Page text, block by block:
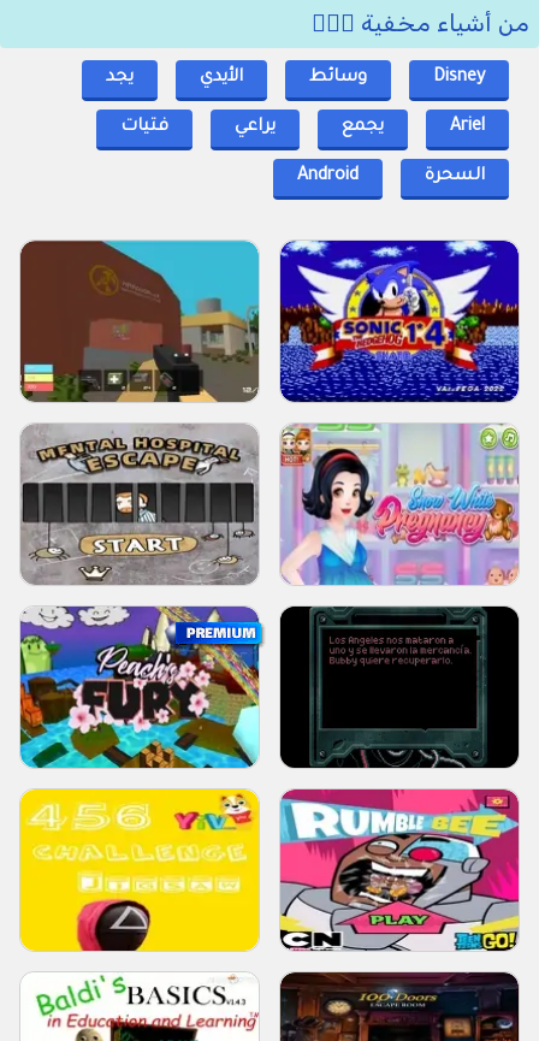
من أشياء مخفية 🕵️‍♂️🔎
Disney وسائط الأيدي يجد
Ariel يجمع يراعي فتيات
السحرة Android